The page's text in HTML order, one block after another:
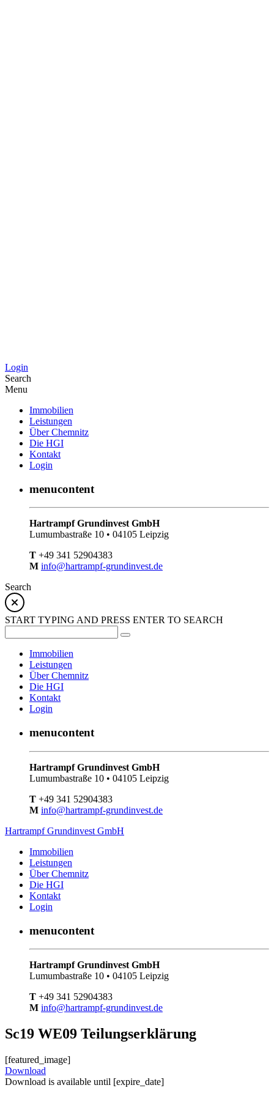
Login
Search
Menu
Immobilien
Leistungen
Über Chemnitz
Die HGI
Kontakt
Login
menucontent
Hartrampf Grundinvest GmbH
Lumumbastraße 10 • 04105 Leipzig
T +49 341 52904383
M info@hartrampf-grundinvest.de
Search
START TYPING AND PRESS ENTER TO SEARCH
Immobilien
Leistungen
Über Chemnitz
Die HGI
Kontakt
Login
menucontent
Hartrampf Grundinvest GmbH
Lumumbastraße 10 • 04105 Leipzig
T +49 341 52904383
M info@hartrampf-grundinvest.de
Hartrampf Grundinvest GmbH
Immobilien
Leistungen
Über Chemnitz
Die HGI
Kontakt
Login
menucontent
Hartrampf Grundinvest GmbH
Lumumbastraße 10 • 04105 Leipzig
T +49 341 52904383
M info@hartrampf-grundinvest.de
Sc19 WE09 Teilungserklärung
[featured_image]
Download
Download is available until [expire_date]